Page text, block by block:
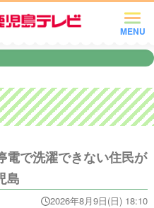
MENU
で洗濯できない住民が
島
2026年8月9日(日) 18:10